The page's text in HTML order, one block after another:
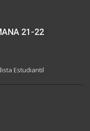
21-22
Estudiantil